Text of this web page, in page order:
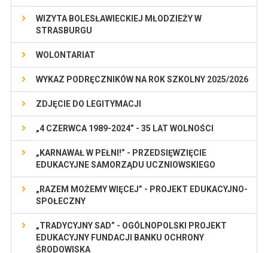
WIZYTA BOLESŁAWIECKIEJ MŁODZIEŻY W
STRASBURGU
WOLONTARIAT
WYKAZ PODRĘCZNIKÓW NA ROK SZKOLNY 2025/2026
ZDJĘCIE DO LEGITYMACJI
„4 CZERWCA 1989-2024” - 35 LAT WOLNOŚCI
„KARNAWAŁ W PEŁNI!” - PRZEDSIĘWZIĘCIE
EDUKACYJNE SAMORZĄDU UCZNIOWSKIEGO
„RAZEM MOŻEMY WIĘCEJ” - PROJEKT EDUKACYJNO-
SPOŁECZNY
„TRADYCYJNY SAD” - OGÓLNOPOLSKI PROJEKT
EDUKACYJNY FUNDACJI BANKU OCHRONY
ŚRODOWISKA